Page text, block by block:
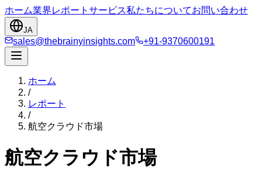
ホーム業界レポート サービス私たちについてお問い合わせ
JA
sales@thebrainyinsights.com +91-9370600191
ホーム
/
レポート
/
航空クラウド市場
航空クラウド市場